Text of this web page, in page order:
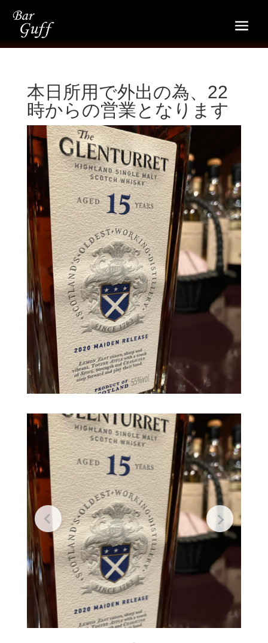
本日所用で外出の為、22
時からの営業となります